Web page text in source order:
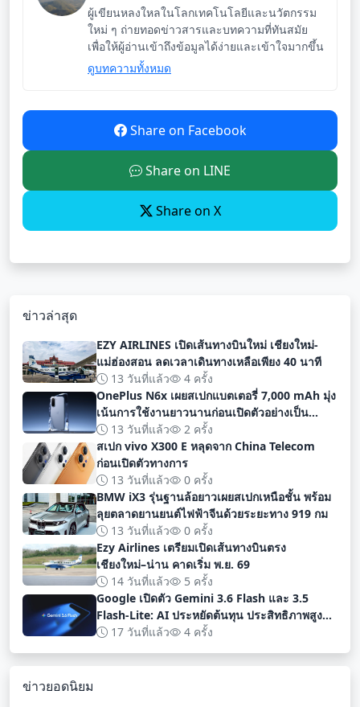
ผู้เขียนหลงใหลในโลกเทคโนโลยีและนวัตกรรม
ใหม่ ๆ ถ่ายทอดข่าวสารและบทความที่ทันสมัย
เพื่อให้ผู้อ่านเข้าถึงข้อมูลได้ง่ายและเข้าใจมากขึ้น
ดูบทความทั้งหมด
Share on Facebook
Share on LINE
Share on X
ข่าวล่าสุด
EZY AIRLINES เปิดเส้นทางบินใหม่ เชียงใหม่-
แม่ฮ่องสอน ลดเวลาเดินทางเหลือเพียง 40 นาที
13 วันที่แล้ว
4 ครั้ง
OnePlus N6x เผยสเปกแบตเตอรี่ 7,000 mAh มุ่ง
เน้นการใช้งานยาวนานก่อนเปิดตัวอย่างเป็น
ทางการ
13 วันที่แล้ว
2 ครั้ง
สเปก vivo X300 E หลุดจาก China Telecom
ก่อนเปิดตัวทางการ
13 วันที่แล้ว
0 ครั้ง
BMW iX3 รุ่นฐานล้อยาวเผยสเปกเหนือชั้น พร้อม
ลุยตลาดยานยนต์ไฟฟ้าจีนด้วยระยะทาง 919 กม
13 วันที่แล้ว
0 ครั้ง
Ezy Airlines เตรียมเปิดเส้นทางบินตรง
เชียงใหม่–น่าน คาดเริ่ม พ.ย. 69
14 วันที่แล้ว
5 ครั้ง
Google เปิดตัว Gemini 3.6 Flash และ 3.5
Flash-Lite: AI ประหยัดต้นทุน ประสิทธิภาพสูง
สำหรับนักพัฒนา
17 วันที่แล้ว 4 ครั้ง
ข่าวยอดนิยม